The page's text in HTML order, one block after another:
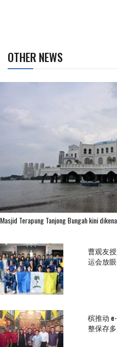
OTHER NEWS
Masjid Terapung Tanjong Bungah kini
曹观友
运会放
槟推动
整保存